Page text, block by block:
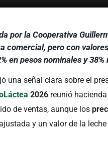
por la Cooperativa
comercial, pero con
en pesos nominales y
una señal clara sobre el
2026 reunió hacienda
de ventas, aunque los
y un valor de la